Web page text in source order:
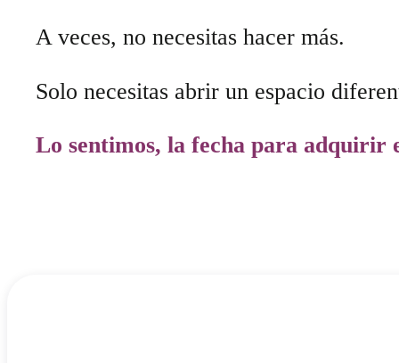
A veces, no necesitas hacer más.
Solo necesitas abrir un espacio
Lo sentimos, la fecha para adquirir